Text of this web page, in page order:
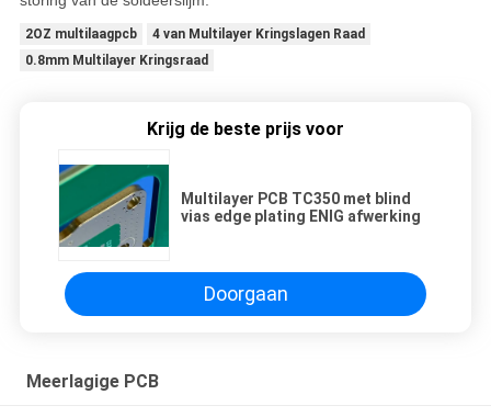
2OZ multilaagpcb
4 van Multilayer Kringslagen Raad
0.8mm Multilayer Kringsraad
Krijg de beste prijs voor
Multilayer PCB TC350 met blind
vias edge plating ENIG afwerking
Doorgaan
Meerlagige PCB